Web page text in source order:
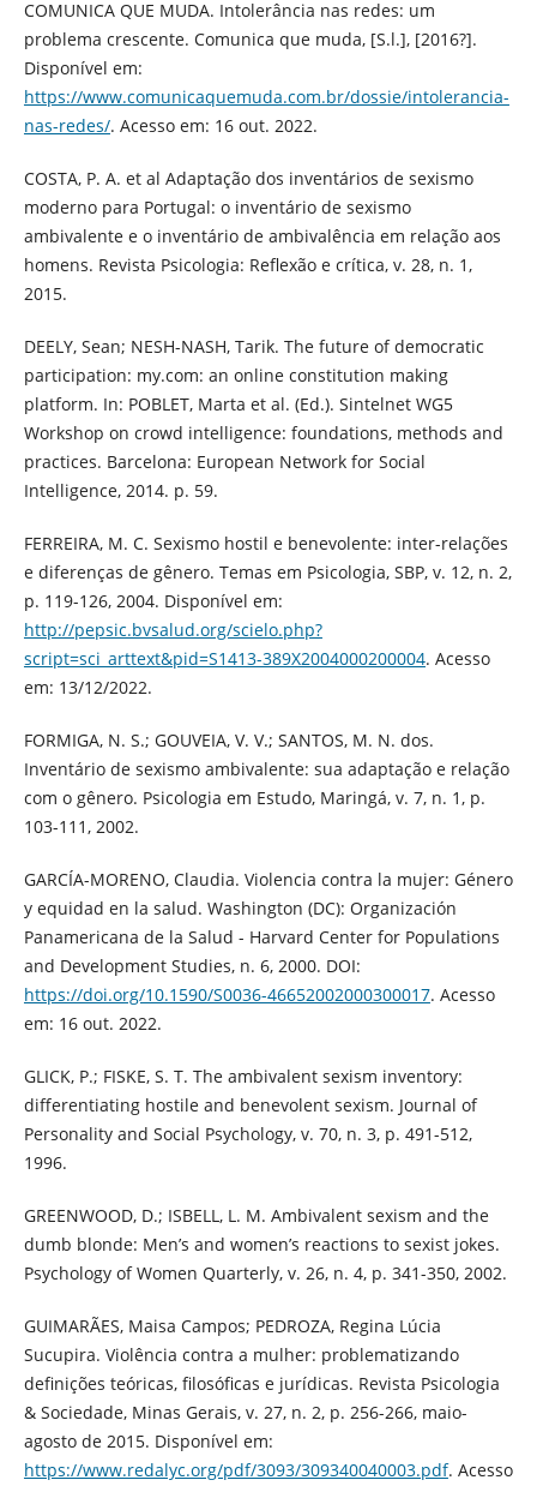
COMUNICA QUE MUDA. Intolerância nas redes: um
problema crescente. Comunica que muda, [S.l.], [2016?].
Disponível em:
https://www.comunicaquemuda.com.br/dossie/intolerancia-
nas-redes/. Acesso em: 16 out. 2022.
COSTA, P. A. et al Adaptação dos inventários de sexismo
moderno para Portugal: o inventário de sexismo
ambivalente e o inventário de ambivalência em relação aos
homens. Revista Psicologia: Reflexão e crítica, v. 28, n. 1,
2015.
DEELY, Sean; NESH-NASH, Tarik. The future of democratic
participation: my.com: an online constitution making
platform. In: POBLET, Marta et al. (Ed.). Sintelnet WG5
Workshop on crowd intelligence: foundations, methods and
practices. Barcelona: European Network for Social
Intelligence, 2014. p. 59.
FERREIRA, M. C. Sexismo hostil e benevolente: inter-relações
e diferenças de gênero. Temas em Psicologia, SBP, v. 12, n. 2,
p. 119-126, 2004. Disponível em:
http://pepsic.bvsalud.org/scielo.php?
script=sci_arttext&pid=S1413-389X2004000200004. Acesso
em: 13/12/2022.
FORMIGA, N. S.; GOUVEIA, V. V.; SANTOS, M. N. dos.
Inventário de sexismo ambivalente: sua adaptação e relação
com o gênero. Psicologia em Estudo, Maringá, v. 7, n. 1, p.
103-111, 2002.
GARCÍA-MORENO, Claudia. Violencia contra la mujer: Género
y equidad en la salud. Washington (DC): Organización
Panamericana de la Salud - Harvard Center for Populations
and Development Studies, n. 6, 2000. DOI:
https://doi.org/10.1590/S0036-46652002000300017. Acesso
em: 16 out. 2022.
GLICK, P.; FISKE, S. T. The ambivalent sexism inventory:
differentiating hostile and benevolent sexism. Journal of
Personality and Social Psychology, v. 70, n. 3, p. 491-512,
1996.
GREENWOOD, D.; ISBELL, L. M. Ambivalent sexism and the
dumb blonde: Men’s and women’s reactions to sexist jokes.
Psychology of Women Quarterly, v. 26, n. 4, p. 341-350, 2002.
GUIMARÃES, Maisa Campos; PEDROZA, Regina Lúcia
Sucupira. Violência contra a mulher: problematizando
definições teóricas, filosóficas e jurídicas. Revista Psicologia
& Sociedade, Minas Gerais, v. 27, n. 2, p. 256-266, maio-
agosto de 2015. Disponível em:
https://www.redalyc.org/pdf/3093/309340040003.pdf. Acesso